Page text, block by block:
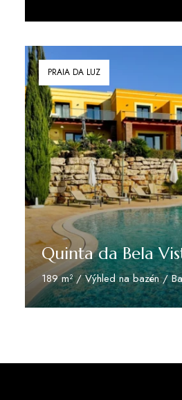
PRAIA DA LUZ
Quinta da Bela
189 m² / Výhled na bazén /
Zjistit více